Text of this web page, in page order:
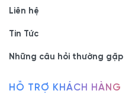
Liên hệ
Tin Tức
Những câu hỏi thường gặp
HỖ TRỢ KHÁCH HÀNG